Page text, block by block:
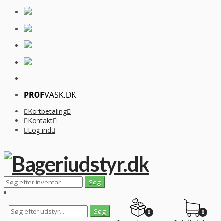
Kortbetaling
Kontakt
Log ind
0
0